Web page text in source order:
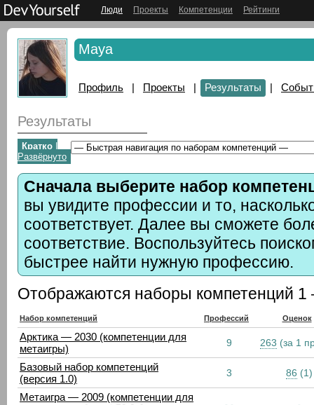
Люди Проекты Компетенции Рейтинги
Maya
Профиль | Проекты | Результаты |
Результаты
Кратко
Развёрнуто
Сначала выберите набор
вы увидите профессии и то,
соответствует. Далее вы сможете
соответствие. Воспользуйтесь
быстрее найти нужную профессию.
Отображаются наборы компетенций
Набор компетенций Профессий Оценок
Арктика — 2030 (компетенции для
метаигры)
9 263 (за 1
Базовый набор компетенций
(версия 1.0)
3 86 (1)
Метаигра — 2009 (компетенции для